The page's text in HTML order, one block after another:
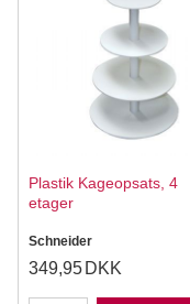
Plastik Kageopsats, 4
etager
Schneider
349,95 DKK